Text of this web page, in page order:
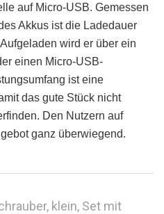
auf Micro-USB. Gemessen
Akkus ist die Ladedauer
wird er über ein
einen Micro-USB-
ist eine
das gute Stück nicht
Den Nutzern auf
ganz überwiegend.
klein, Set mit